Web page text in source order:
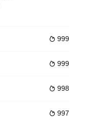
 999
 999
 998
 997